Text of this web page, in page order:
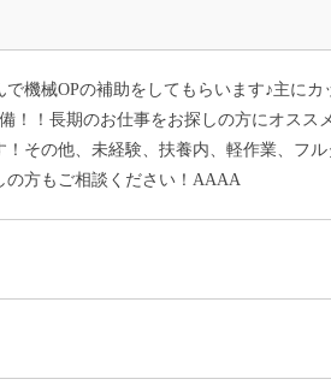
機械OPの補助をしてもらいます♪主に
！！長期のお仕事をお探しの方にオス
その他、未経験、扶養内、軽作業、フ
の方もご相談ください！AAAA